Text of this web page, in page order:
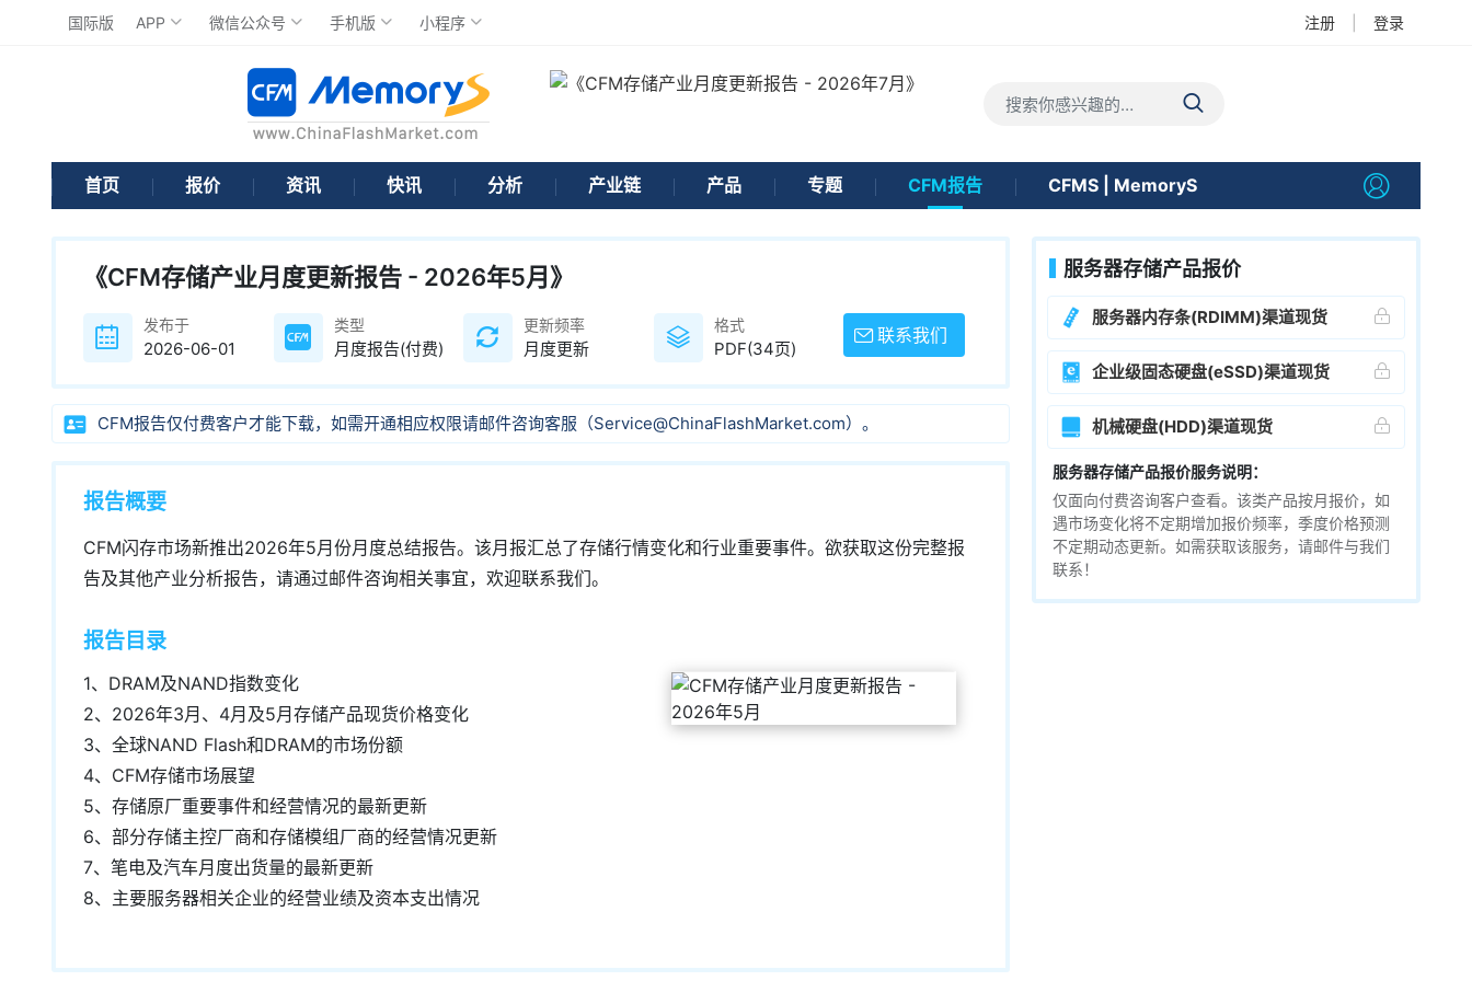
国际版 APP 微信公众号 手机版 小程序 注册 登录
首页 报价 资讯 快讯 分析 产业链 产品 专题 CFM报告 CFMS | MemoryS
《CFM存储产业月度更新报告 - 2026年5月》
发布于
2026-06-01
类型
月度报告(付费)
更新频率
月度更新
格式
PDF(34页)
联系我们
CFM报告仅付费客户才能下载，如需开通相应权限请邮件咨询客服（Service@ChinaFlashMarket.com）。
报告概要
CFM闪存市场新推出2026年5月份月度总结报告。该月报汇总了存储行情变化和行业重要事件。欲获取这份完整报
告及其他产业分析报告，请通过邮件咨询相关事宜，欢迎联系我们。
报告目录
1、DRAM及NAND指数变化
2、2026年3月、4月及5月存储产品现货价格变化
3、全球NAND Flash和DRAM的市场份额
4、CFM存储市场展望
5、存储原厂重要事件和经营情况的最新更新
6、部分存储主控厂商和存储模组厂商的经营情况更新
7、笔电及汽车月度出货量的最新更新
8、主要服务器相关企业的经营业绩及资本支出情况
服务器存储产品报价
服务器内存条(RDIMM)渠道现货
企业级固态硬盘(eSSD)渠道现货
机械硬盘(HDD)渠道现货
服务器存储产品报价服务说明：
仅面向付费咨询客户查看。该类产品按月报价，如
遇市场变化将不定期增加报价频率，季度价格预测
不定期动态更新。如需获取该服务，请邮件与我们
联系！